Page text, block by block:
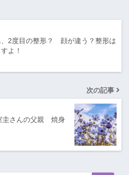
、2度目の整形？ 顔が違う？整形は
よ！
次の記事
圭さんの父親 焼身